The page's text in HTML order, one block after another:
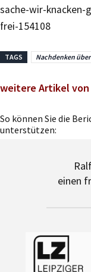
sache-wir-knacken-
frei-154108
TAGS Nachdenken über
weitere Artikel von
So können Sie die
unterstützen:
einen